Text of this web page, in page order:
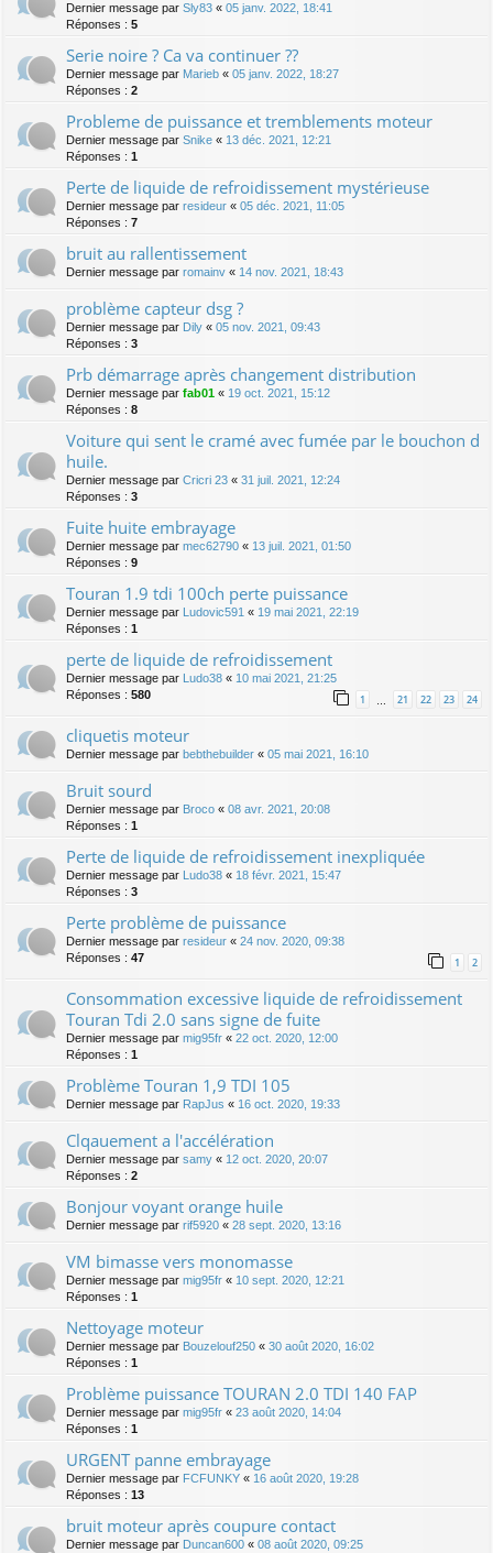
Dernier message par Sly83 « 05 janv. 2022, 18:41
Réponses : 5
Serie noire ? Ca va continuer ??
Dernier message par Marieb « 05 janv. 2022, 18:27
Réponses : 2
Probleme de puissance et tremblements moteur
Dernier message par Snike « 13 déc. 2021, 12:21
Réponses : 1
Perte de liquide de refroidissement mystérieuse
Dernier message par resideur « 05 déc. 2021, 11:05
Réponses : 7
bruit au rallentissement
Dernier message par romainv « 14 nov. 2021, 18:43
problème capteur dsg ?
Dernier message par Dily « 05 nov. 2021, 09:43
Réponses : 3
Prb démarrage après changement distribution
Dernier message par fab01 « 19 oct. 2021, 15:12
Réponses : 8
Voiture qui sent le cramé avec fumée par le bouchon d
huile.
Dernier message par Cricri 23 « 31 juil. 2021, 12:24
Réponses : 3
Fuite huite embrayage
Dernier message par mec62790 « 13 juil. 2021, 01:50
Réponses : 9
Touran 1.9 tdi 100ch perte puissance
Dernier message par Ludovic591 « 19 mai 2021, 22:19
Réponses : 1
perte de liquide de refroidissement
Dernier message par Ludo38 « 10 mai 2021, 21:25
Réponses : 580 1 … 21 22 23 24
cliquetis moteur
Dernier message par bebthebuilder « 05 mai 2021, 16:10
Bruit sourd
Dernier message par Broco « 08 avr. 2021, 20:08
Réponses : 1
Perte de liquide de refroidissement inexpliquée
Dernier message par Ludo38 « 18 févr. 2021, 15:47
Réponses : 3
Perte problème de puissance
Dernier message par resideur « 24 nov. 2020, 09:38
Réponses : 47 1 2
Consommation excessive liquide de refroidissement
Touran Tdi 2.0 sans signe de fuite
Dernier message par mig95fr « 22 oct. 2020, 12:00
Réponses : 1
Problème Touran 1,9 TDI 105
Dernier message par RapJus « 16 oct. 2020, 19:33
Clqauement a l'accélération
Dernier message par samy « 12 oct. 2020, 20:07
Réponses : 2
Bonjour voyant orange huile
Dernier message par rif5920 « 28 sept. 2020, 13:16
VM bimasse vers monomasse
Dernier message par mig95fr « 10 sept. 2020, 12:21
Réponses : 1
Nettoyage moteur
Dernier message par Bouzelouf250 « 30 août 2020, 16:02
Réponses : 1
Problème puissance TOURAN 2.0 TDI 140 FAP
Dernier message par mig95fr « 23 août 2020, 14:04
Réponses : 1
URGENT panne embrayage
Dernier message par FCFUNKY « 16 août 2020, 19:28
Réponses : 13
bruit moteur après coupure contact
Dernier message par Duncan600 « 08 août 2020, 09:25